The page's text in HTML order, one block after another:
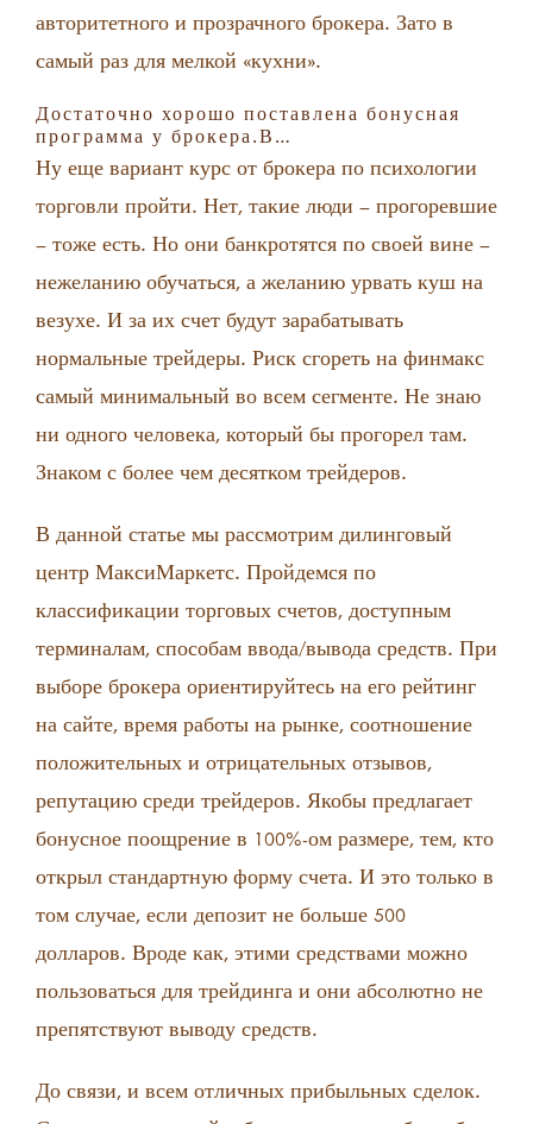
авторитетного и прозрачного брокера. Зато в
самый раз для мелкой «кухни».
Достаточно хорошо поставлена бонусная
программа у брокера.В…
Ну еще вариант курс от брокера по психологии
торговли пройти. Нет, такие люди – прогоревшие
– тоже есть. Но они банкротятся по своей вине –
нежеланию обучаться, а желанию урвать куш на
везухе. И за их счет будут зарабатывать
нормальные трейдеры. Риск сгореть на финмакс
самый минимальный во всем сегменте. Не знаю
ни одного человека, который бы прогорел там.
Знаком с более чем десятком трейдеров.
В данной статье мы рассмотрим дилинговый
центр МаксиМаркетс. Пройдемся по
классификации торговых счетов, доступным
терминалам, способам ввода/вывода средств. При
выборе брокера ориентируйтесь на его рейтинг
на сайте, время работы на рынке, соотношение
положительных и отрицательных отзывов,
репутацию среди трейдеров. Якобы предлагает
бонусное поощрение в 100%-ом размере, тем, кто
открыл стандартную форму счета. И это только в
том случае, если депозит не больше 500
долларов. Вроде как, этими средствами можно
пользоваться для трейдинга и они абсолютно не
препятствуют выводу средств.
До связи, и всем отличных прибыльных сделок.